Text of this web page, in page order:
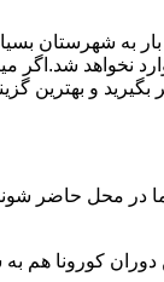
به شهرستان
نخواهد
و بهترین
در محل حاضر
دوران کورونا